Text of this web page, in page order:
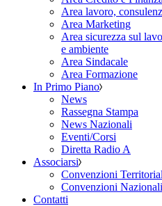
Area lavoro,
Area Marketing
Area sicurezza sul
e ambiente
Area Sindacale
Area Formazione
In Primo Piano
News
Rassegna Stampa
News Nazionali
Eventi/Corsi
Diretta Radio A
Associarsi
Convenzioni
Convenzioni Nazionali
Contatti